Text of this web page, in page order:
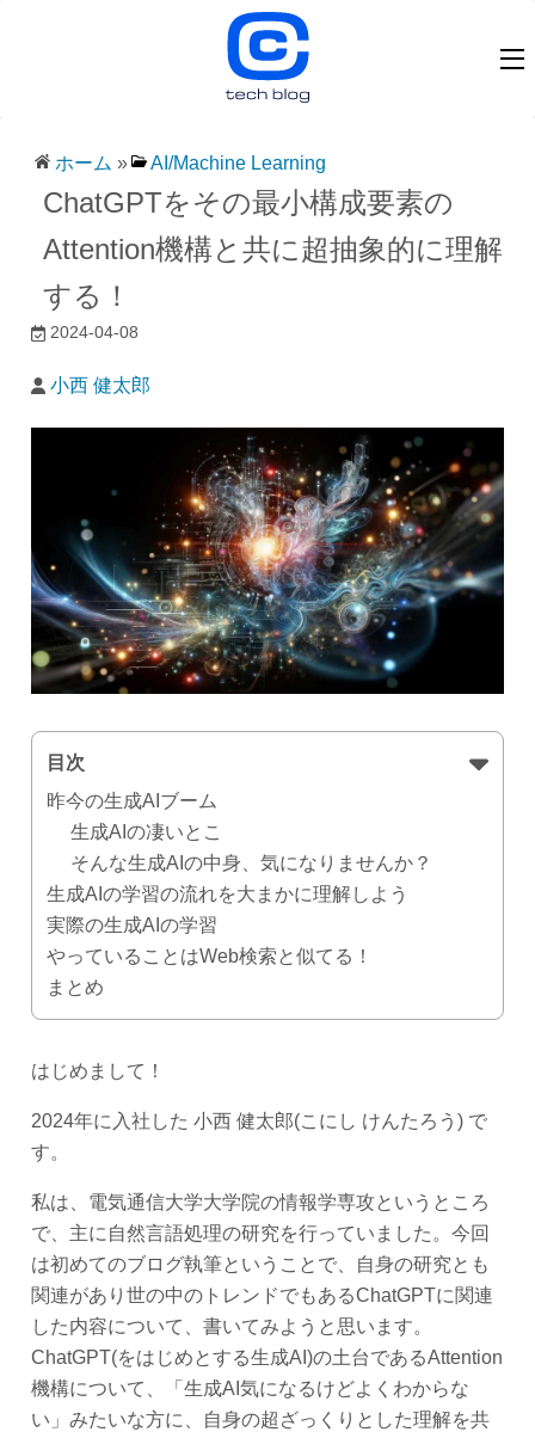
ホーム » AI/Machine Learning
ChatGPTをその最小構成要素の
Attention機構と共に超抽象的に理解
する！
2024-04-08
小西 健太郎
目次
昨今の生成AIブーム
生成AIの凄いとこ
そんな生成AIの中身、気になりませんか？
生成AIの学習の流れを大まかに理解しよう
実際の生成AIの学習
やっていることはWeb検索と似てる！
まとめ
はじめまして！
2024年に入社した 小西 健太郎(こにし けんたろう) で
す。
私は、電気通信大学大学院の情報学専攻というところ
で、主に自然言語処理の研究を行っていました。今回
は初めてのブログ執筆ということで、自身の研究とも
関連があり世の中のトレンドでもあるChatGPTに関連
した内容について、書いてみようと思います。
ChatGPT(をはじめとする生成AI)の土台であるAttention
機構について、「生成AI気になるけどよくわからな
い」みたいな方に、自身の超ざっくりとした理解を共